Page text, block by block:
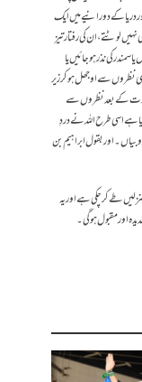
دریا کے دورانیے میں ایک
لوٹتے، ان کی رفتار تیز
کی نذر ہوجائیں یا
نظروں سے اوجھل ہوکر زیر
کے بعد نظروں سے
ہے اسی طرح اللہ نے دردِ
اور بقول ابراہیم بن
طے کرچکی ہے اور یہ
اور مقبول ہوگی۔